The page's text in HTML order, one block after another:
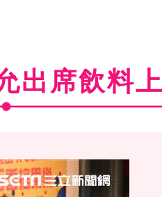
出席飲料